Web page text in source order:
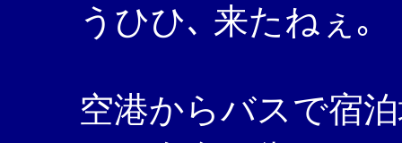
うひひ､ 来たねぇ｡
空港からバスで宿